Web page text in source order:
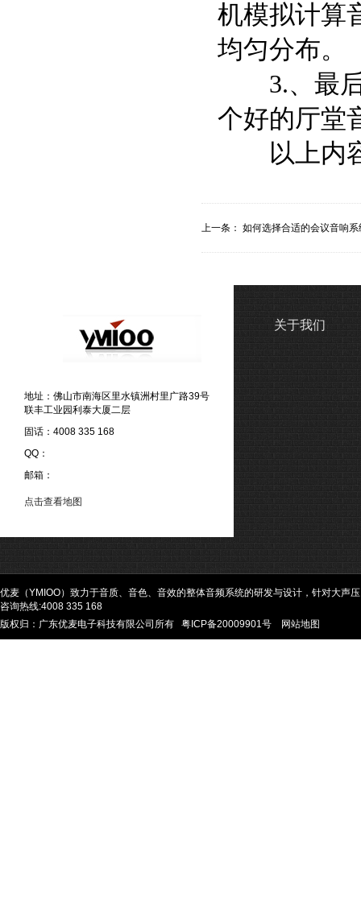
机模拟计算
均匀分布。
3.、最后
个好的厅堂
以上内
上一条： 如何选择合适的会议音响系
地址：佛山市南海区里水镇洲村里广路39号
联丰工业园利泰大厦二层
固话：4008 335 168
QQ：
邮箱：
点击查看地图
关于我们
优麦（YMIOO）致力于音质、音色、音效的整体音频系统的研发与设计，针对大
咨询热线:4008 335 168
版权归：广东优麦电子科技有限公司所有 粤ICP备20009901号 网站地图